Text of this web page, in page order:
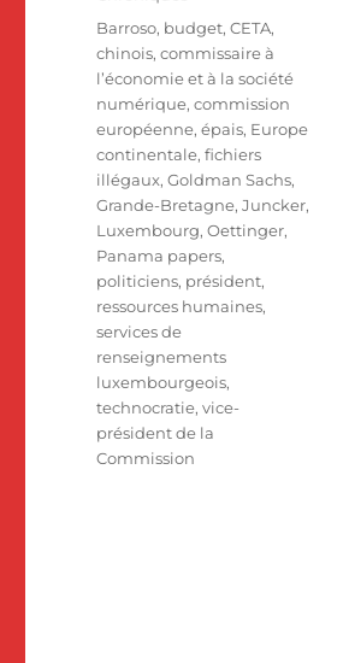
Étiquettes
Barroso, budget,CETA,
chinois,commissaire à
l’économie et à la société
numérique,commission
européenne,épais, Europe
continentale,fichiers
illégaux,Goldman Sachs,
Grande-Bretagne,Juncker,
Luxembourg,Oettinger,
Panama papers,
politiciens, président,
ressources humaines,
services de
renseignements
luxembourgeois,
technocratie,vice-
président de la
Commission